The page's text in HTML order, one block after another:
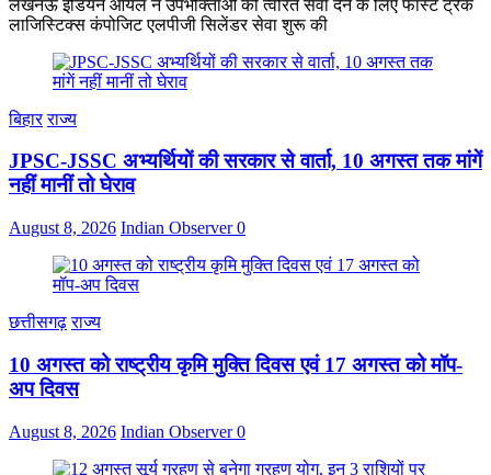
लखनऊ इंडियन आयल ने उपभोक्ताओं को त्वरित सेवा देने के लिए फास्ट ट्रैक
लाजिस्टिक्स कंपोजिट एलपीजी सिलेंडर सेवा शुरू की
बिहार राज्य
JPSC-JSSC अभ्यर्थियों की सरकार से वार्ता, 10 अगस्त तक मांगें
नहीं मानीं तो घेराव
August 8, 2026 Indian Observer0
छत्तीसगढ़ राज्य
10 अगस्त को राष्ट्रीय कृमि मुक्ति दिवस एवं 17 अगस्त को मॉप-
अप दिवस
August 8, 2026 Indian Observer0